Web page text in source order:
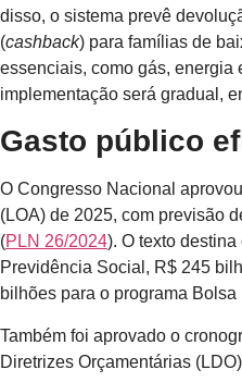
disso, o sistema prevê
(cashback) para famílias de
essenciais, como gás, energia
implementação será gradual,
Gasto público
O Congresso Nacional
(LOA) de 2025, com previsão
(PLN 26/2024). O texto
Previdência Social, R$ 245
bilhões para o programa Bolsa
Também foi aprovado o
Diretrizes Orçamentárias